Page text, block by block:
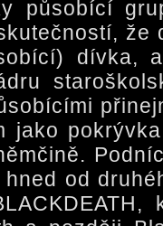
působící
že
dívka,
jako
od